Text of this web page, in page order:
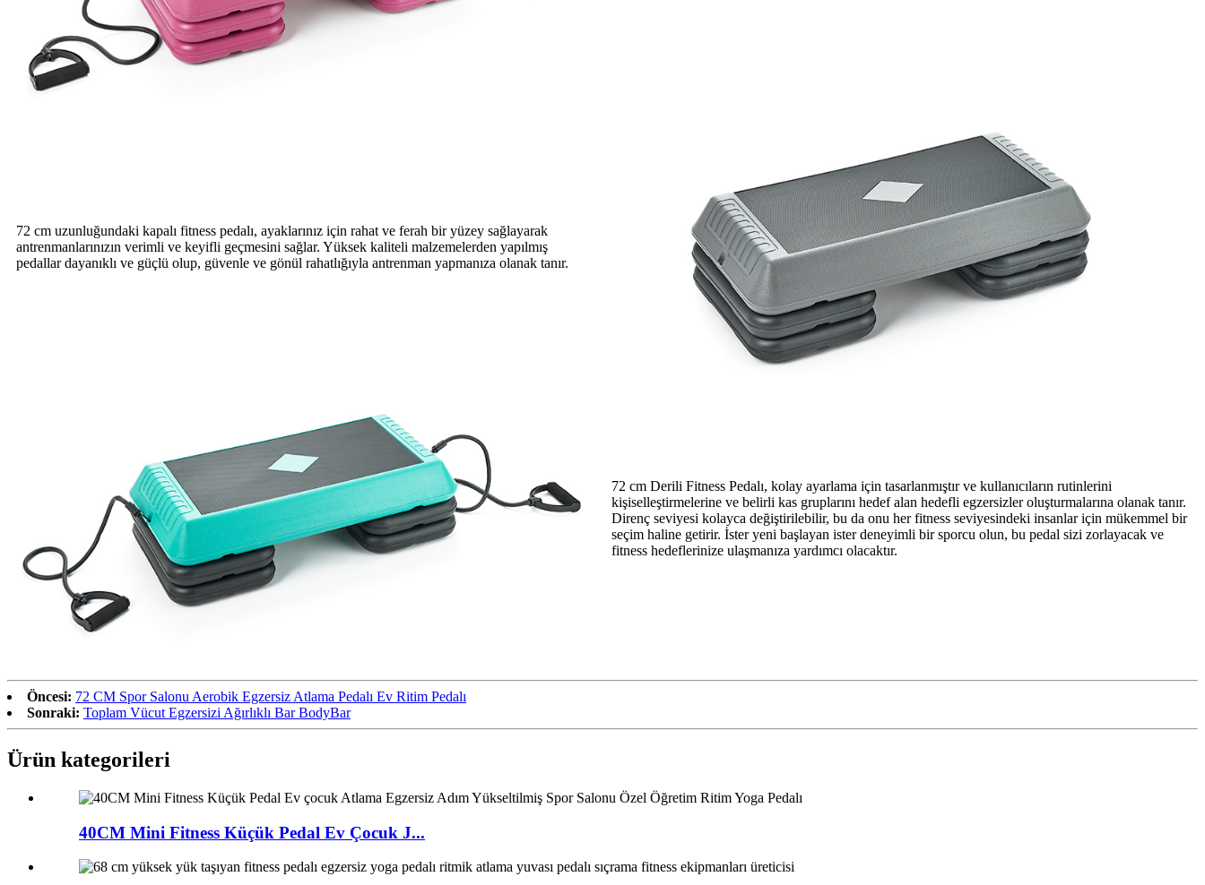
72 cm uzunluğundaki kapalı fitness pedalı, ayaklarınız için rahat ve ferah bir yüzey sağlayarak
antrenmanlarınızın verimli ve keyifli geçmesini sağlar. Yüksek kaliteli malzemelerden yapılmış
pedallar dayanıklı ve güçlü olup, güvenle ve gönül rahatlığıyla antrenman yapmanıza olanak tanır.
72 cm Derili Fitness Pedalı, kolay ayarlama için tasarlanmıştır ve kullanıcıların rutinlerini
kişiselleştirmelerine ve belirli kas gruplarını hedef alan hedefli egzersizler oluşturmalarına olanak tanır.
Direnç seviyesi kolayca değiştirilebilir, bu da onu her fitness seviyesindeki insanlar için mükemmel bir
seçim haline getirir. İster yeni başlayan ister deneyimli bir sporcu olun, bu pedal sizi zorlayacak ve
fitness hedeflerinize ulaşmanıza yardımcı olacaktır.
Öncesi: 72 CM Spor Salonu Aerobik Egzersiz Atlama Pedalı Ev Ritim Pedalı
Sonraki: Toplam Vücut Egzersizi Ağırlıklı Bar BodyBar
Ürün kategorileri
40CM Mini Fitness Küçük Pedal Ev Çocuk J...